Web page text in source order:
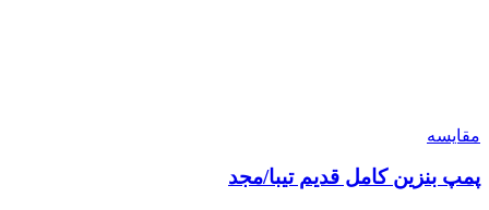
مقایسه
پمپ بنزین کامل قدیم تیبا/مجد